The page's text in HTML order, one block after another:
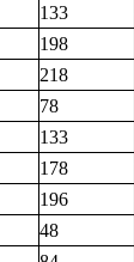
133
198
218
78
133
178
196
48